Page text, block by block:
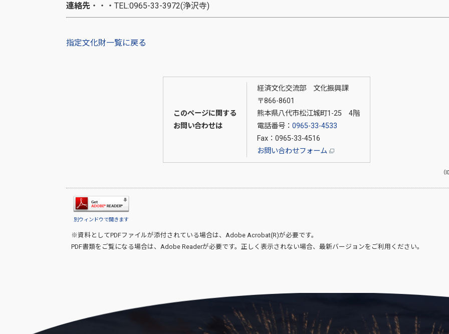
連絡先 ・・・TEL:0965-33-3972(浄沢寺)
指定文化財一覧に戻る
このページに関する
お問い合わせは
経済文化交流部 文化振興課
〒866-8601
熊本県八代市松江城町1-25 4階
電話番号： 0965-33-4533
Fax：0965-33-4516
お問い合わせフォーム
（
別ウィンドウで開きます
※資料としてPDFファイルが添付されている場合は、 Adobe Acrobat(R)が必要です。
PDF書類をご覧になる場合は、 Adobe Readerが必要です。正しく表示されない場合、最新バージョンをご利用ください。